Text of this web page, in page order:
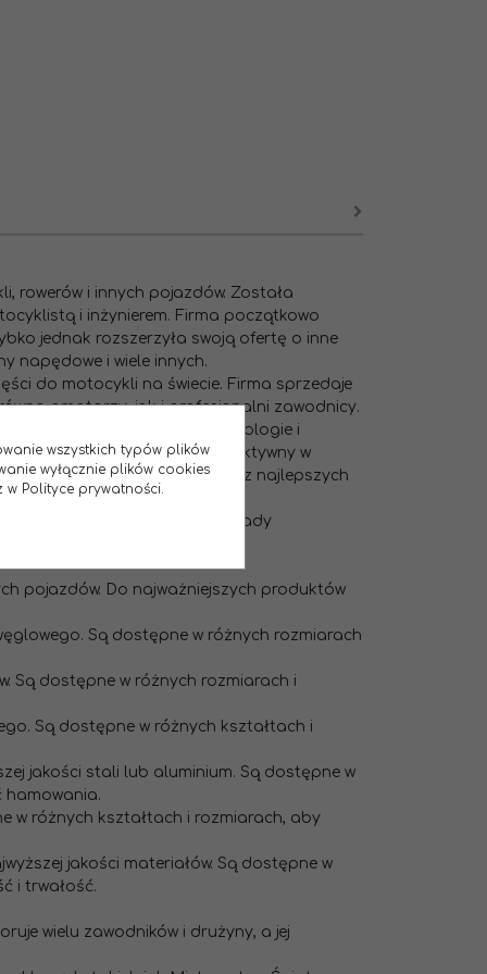
rowerów i innych pojazdów. Została
i inżynierem. Firma początkowo
jednak rozszerzyła swoją ofertę o inne
napędowe i wiele innych.
do motocykli na świecie. Firma sprzedaje
amatorzy, jak i profesjonalni zawodnicy.
najnowocześniejsze technologie i
Renthal jest również bardzo aktywny w
jej produkty są używane przez najlepszych
Firma posiada również zakłady
pojazdów. Do najważniejszych produktów
Są dostępne w różnych rozmiarach
Są dostępne w różnych rozmiarach i
Są dostępne w różnych kształtach i
jakości stali lub aluminium. Są dostępne w
hamowania.
w różnych kształtach i rozmiarach, aby
jakości materiałów. Są dostępne w
i trwałość.
wielu zawodników i drużyny, a jej
wszystkich typów plików
wyłącznie plików cookies
Polityce prywatności.